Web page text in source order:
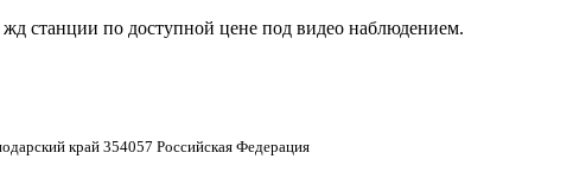
станции по доступной цене под видео наблюдением.
край 354057 Российская Федерация